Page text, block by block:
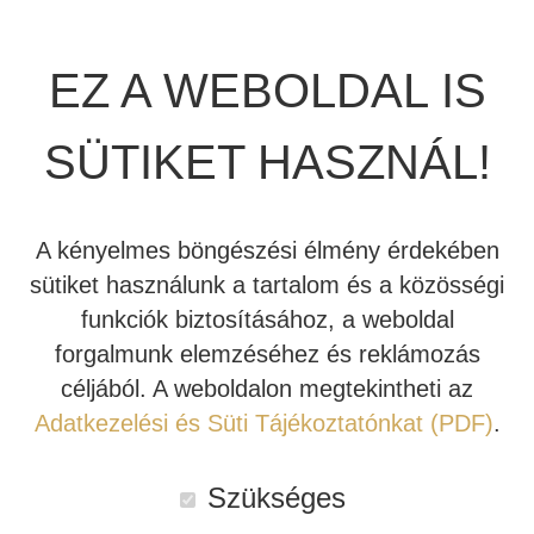
A házimozi vetítővászon specialista Stewart Filmscreen új
technológiát mutatott be az idei CEDIA kiállításon. A
Phantom nevű felület fő érdekessége, hogy bármilyen
A HÁZIMOZI ÉPÍTÉS LEGFONTOSABB
LÉPÉSEI
JBL SYNTHESIS
JBL BEÉPÍTHETŐ HANGSZÓRÓ
MARK LEVINSON
SIM2
STEWART FILMSCREEN
MÉDIALEJÁTSZÓ
OTTHONI MOZIFOTEL
KÁBEL
NYÁRI AKCIÓ
HIFI DA KONVERTER
HÁLÓZATI MÉDIALEJÁTSZÓ
EZ A WEBOLDAL IS
SÜTIKET HASZNÁL!
A kényelmes böngészési élmény érdekében
sütiket használunk a tartalom és a közösségi
funkciók biztosításához, a weboldal
forgalmunk elemzéséhez és reklámozás
céljából. A weboldalon megtekintheti az
Adatkezelési és Süti Tájékoztatónkat (PDF).
Szükséges